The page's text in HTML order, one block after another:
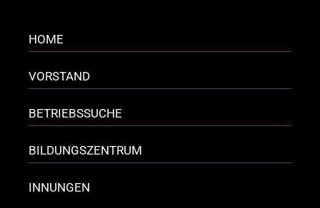
HOME
VORSTAND
BETRIEBSSUCHE
BILDUNGSZENTRUM
INNUNGEN